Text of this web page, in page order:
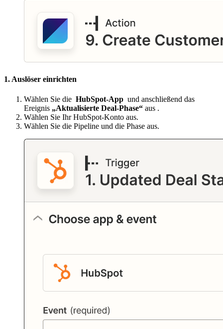
1. Auslöser einrichten
Wählen Sie die HubSpot-App und anschließend das
Ereignis „Aktualisierte Deal-Phase“ aus .
Wählen Sie Ihr HubSpot-Konto aus.
Wählen Sie die Pipeline und die Phase aus.